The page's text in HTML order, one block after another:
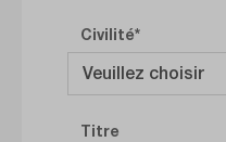
Civilité
Titre